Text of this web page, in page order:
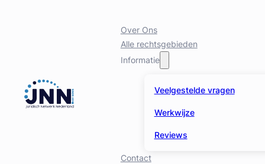
Over Ons
Alle rechtsgebieden
Informatie
Veelgestelde vragen
Werkwijze
Reviews
Contact